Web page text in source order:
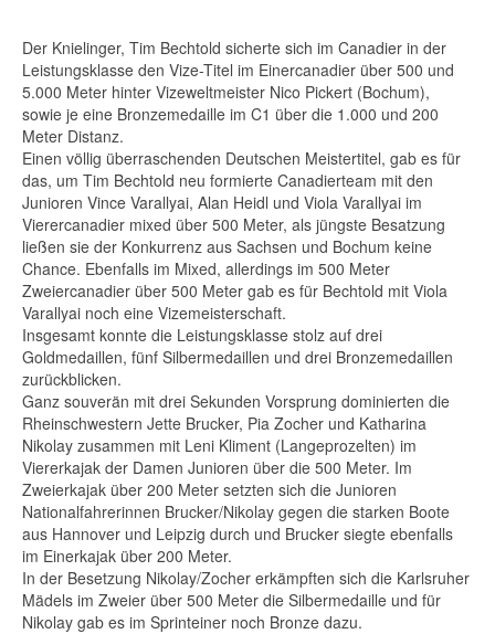
Der Knielinger, Tim Bechtold sicherte sich im Canadier in der
Leistungsklasse den Vize-Titel im Einercanadier über 500 und
5.000 Meter hinter Vizeweltmeister Nico Pickert (Bochum),
sowie je eine Bronzemedaille im C1 über die 1.000 und 200
Meter Distanz.
Einen völlig überraschenden Deutschen Meistertitel, gab es für
das, um Tim Bechtold neu formierte Canadierteam mit den
Junioren Vince Varallyai, Alan Heidl und Viola Varallyai im
Vierercanadier mixed über 500 Meter, als jüngste Besatzung
ließen sie der Konkurrenz aus Sachsen und Bochum keine
Chance. Ebenfalls im Mixed, allerdings im 500 Meter
Zweiercanadier über 500 Meter gab es für Bechtold mit Viola
Varallyai noch eine Vizemeisterschaft.
Insgesamt konnte die Leistungsklasse stolz auf drei
Goldmedaillen, fünf Silbermedaillen und drei Bronzemedaillen
zurückblicken.
Ganz souverän mit drei Sekunden Vorsprung dominierten die
Rheinschwestern Jette Brucker, Pia Zocher und Katharina
Nikolay zusammen mit Leni Kliment (Langeprozelten) im
Viererkajak der Damen Junioren über die 500 Meter. Im
Zweierkajak über 200 Meter setzten sich die Junioren
Nationalfahrerinnen Brucker/Nikolay gegen die starken Boote
aus Hannover und Leipzig durch und Brucker siegte ebenfalls
im Einerkajak über 200 Meter.
In der Besetzung Nikolay/Zocher erkämpften sich die Karlsruher
Mädels im Zweier über 500 Meter die Silbermedaille und für
Nikolay gab es im Sprinteiner noch Bronze dazu.